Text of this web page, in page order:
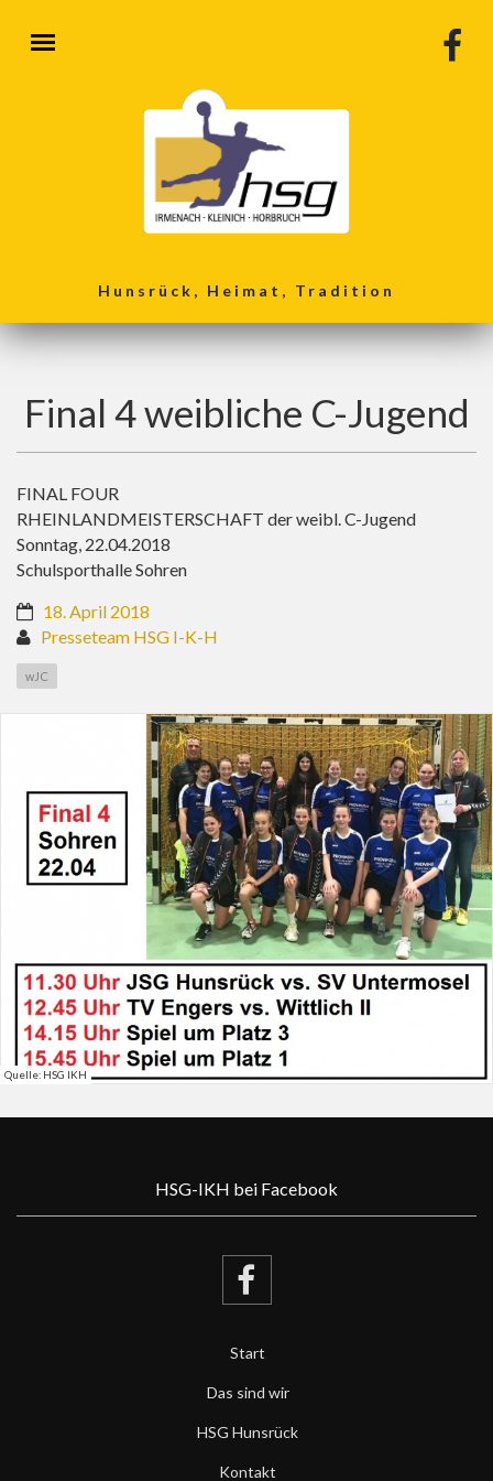
Hunsrück, Heimat, Tradition
Final 4 weibliche C-Jugend
FINAL FOUR
RHEINLANDMEISTERSCHAFT der weibl. C-Jugend
Sonntag, 22.04.2018
Schulsporthalle Sohren
18. April 2018
Presseteam HSG I-K-H
wJC
Quelle: HSG IKH
HSG-IKH bei Facebook
Start
Das sind wir
HSG Hunsrück
Kontakt